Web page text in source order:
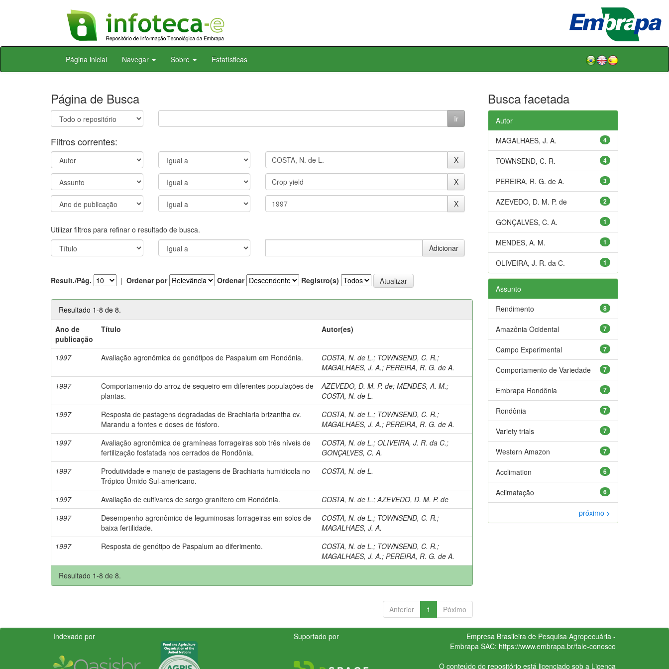
Skip
Página inicial Navegar Sobre Estatísticas
Página de Busca
Filtros correntes:
Utilizar filtros para refinar o resultado de busca.
Result./Pág. | Ordenar por Ordenar Registro(s)
Resultado 1-8 de 8.
Ano de
publicação
Título Autor(es)
1997 Avaliação agronômica de genótipos de Paspalum em Rondônia. COSTA, N. de L.; TOWNSEND, C. R.;
MAGALHAES, J. A.;PEREIRA, R. G. de A.
1997
Comportamento do arroz de sequeiro em diferentes populações de
plantas.
AZEVEDO, D. M. P. de;MENDES, A. M.;
COSTA, N. de L.
1997
Resposta de pastagens degradadas de Brachiaria brizantha cv.
Marandu a fontes e doses de fósforo.
COSTA, N. de L.; TOWNSEND, C. R.;
MAGALHAES, J. A.;PEREIRA, R. G. de A.
1997
Avaliação agronômica de gramíneas forrageiras sob três níveis de
fertilização fosfatada nos cerrados de Rondônia.
COSTA, N. de L.;OLIVEIRA, J. R. da C.;
GONÇALVES, C. A.
1997
Produtividade e manejo de pastagens de Brachiaria humidicola no
Trópico Úmido Sul-americano.
COSTA, N. de L.
1997 Avaliação de cultivares de sorgo granífero em Rondônia. COSTA, N. de L.;AZEVEDO, D. M. P. de
1997
Desempenho agronômico de leguminosas forrageiras em solos de
baixa fertilidade.
COSTA, N. de L.; TOWNSEND, C. R.;
MAGALHAES, J. A.
1997
Resposta de genótipo de Paspalum ao diferimento. COSTA, N. de L.; TOWNSEND, C. R.;
MAGALHAES, J. A.;PEREIRA, R. G. de A.
Resultado 1-8 de 8.
Anterior 1 Póximo
Busca facetada
Autor
4
MAGALHAES, J. A.
4
TOWNSEND, C. R.
3
PEREIRA, R. G. de A.
2
AZEVEDO, D. M. P. de
1
GONÇALVES, C. A.
1
MENDES, A. M.
1
OLIVEIRA, J. R. da C.
Assunto
8
Rendimento
7
Amazônia Ocidental
7
Campo Experimental
7
Comportamento de Variedade
7
Embrapa Rondônia
7
Rondônia
7
Variety trials
7
Western Amazon
6
Acclimation
6
Aclimatação
próximo >
Indexado por Suportado por
Empresa Brasileira de Pesquisa Agropecuária -
Embrapa SAC: https://www.embrapa.br/fale-conosco
O conteúdo do repositório está licenciado sob a Licença